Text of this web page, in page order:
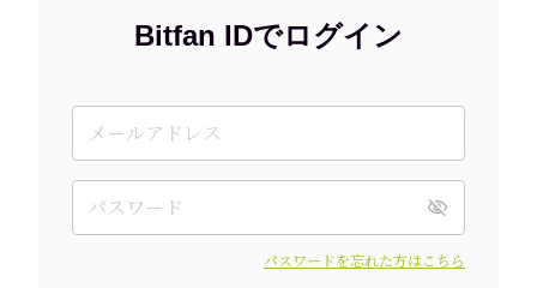
Bitfan IDでログイン
パスワードを忘れた方はこちら